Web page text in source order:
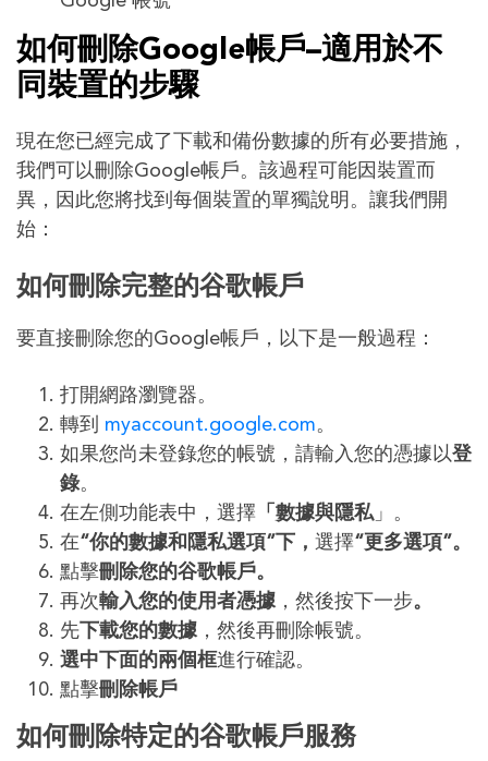
如何刪除Google帳戶–適用於不
同裝置的步驟
現在您已經完成了下載和備份數據的所有必要措施，
我們可以刪除Google帳戶。該過程可能因裝置而
異，因此您將找到每個裝置的單獨說明。讓我們開
始：
如何刪除完整的谷歌帳戶
要直接刪除您的Google帳戶，以下是一般過程：
打開網路瀏覽器。
轉到 myaccount.google.com。
如果您尚未登錄您的帳號，請輸入您的憑據以登
錄。
在左側功能表中，選擇 「數據與隱私 」。
在“你的數據和隱私選項”下， 選擇“更多選項”。
點擊刪除您的谷歌帳戶。
再次輸入您的使用者憑據 ，然後按下一步。
先 下載您的數據 ，然後再刪除帳號。
選中下面的兩個框進行確認。
點擊刪除帳戶
如何刪除特定的谷歌帳戶服務